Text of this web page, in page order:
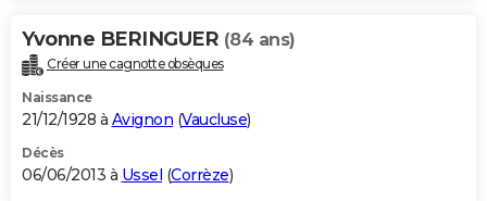
Yvonne BERINGUER (84 ans)
Créer une cagnotte obsèques
Naissance
21/12/1928 à Avignon (Vaucluse)
Décès
06/06/2013 à Ussel (Corrèze)